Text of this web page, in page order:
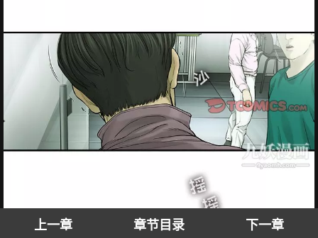
上一章 章节目录 下一章